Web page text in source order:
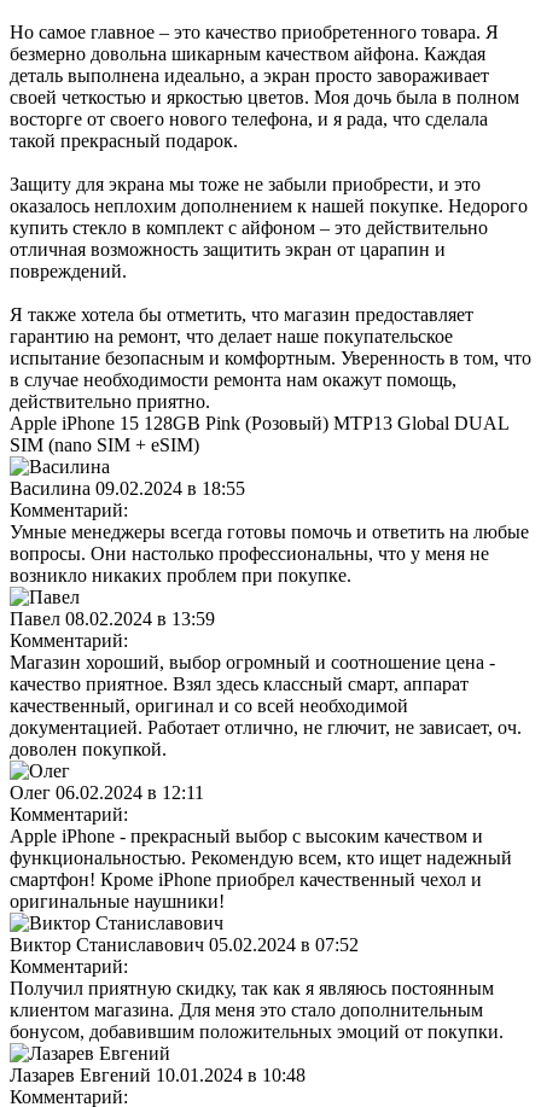
Но самое главное – это качество приобретенного товара. Я
безмерно довольна шикарным качеством айфона. Каждая
деталь выполнена идеально, а экран просто завораживает
своей четкостью и яркостью цветов. Моя дочь была в полном
восторге от своего нового телефона, и я рада, что сделала
такой прекрасный подарок.
Защиту для экрана мы тоже не забыли приобрести, и это
оказалось неплохим дополнением к нашей покупке. Недорого
купить стекло в комплект с айфоном – это действительно
отличная возможность защитить экран от царапин и
повреждений.
Я также хотела бы отметить, что магазин предоставляет
гарантию на ремонт, что делает наше покупательское
испытание безопасным и комфортным. Уверенность в том, что
в случае необходимости ремонта нам окажут помощь,
действительно приятно.
Apple iPhone 15 128GB Pink (Розовый) MTP13 Global DUAL
SIM (nano SIM + eSIM)
Василина 09.02.2024 в 18:55
Комментарий:
Умные менеджеры всегда готовы помочь и ответить на любые
вопросы. Они настолько профессиональны, что у меня не
возникло никаких проблем при покупке.
Павел 08.02.2024 в 13:59
Комментарий:
Магазин хороший, выбор огромный и соотношение цена -
качество приятное. Взял здесь классный смарт, аппарат
качественный, оригинал и со всей необходимой
документацией. Работает отлично, не глючит, не зависает, оч.
доволен покупкой.
Олег 06.02.2024 в 12:11
Комментарий:
Apple iPhone - прекрасный выбор с высоким качеством и
функциональностью. Рекомендую всем, кто ищет надежный
смартфон! Кроме iPhone приобрел качественный чехол и
оригинальные наушники!
Виктор Станиславович 05.02.2024 в 07:52
Комментарий:
Получил приятную скидку, так как я являюсь постоянным
клиентом магазина. Для меня это стало дополнительным
бонусом, добавившим положительных эмоций от покупки.
Лазарев Евгений 10.01.2024 в 10:48
Комментарий: